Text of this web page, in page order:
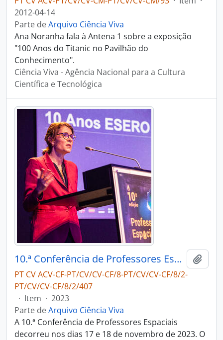
2012-04-14
Parte deArquivo Ciência Viva
Ana Noranha fala à Antena 1 sobre a exposição
"100 Anos do Titanic no Pavilhão do
Conhecimento".
Ciência Viva - Agência Nacional para a Cultura
Científica e Tecnológica
10.ª Conferência de Professores Espaciais
PT CV ACV-CF-PT/CV/CV-CF/8-PT/CV/CV-CF/8/2-
PT/CV/CV-CF/8/2/407
· Item · 2023
Parte deArquivo Ciência Viva
A 10.ª Conferência de Professores Espaciais
decorreu nos dias 17 e 18 de novembro de 2023. O